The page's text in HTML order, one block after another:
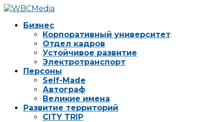
Бизнес
Корпоративный университет
Отдел кадров
Устойчивое развитие
Электротранспорт
Персоны
Self-Made
Автограф
Великие имена
Развитие территорий
CITY TRIP